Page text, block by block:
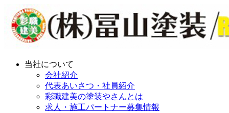
当社について
会社紹介
代表あいさつ・社員紹介
彩職建美の塗装やさんとは
求人・施工パートナー募集情報